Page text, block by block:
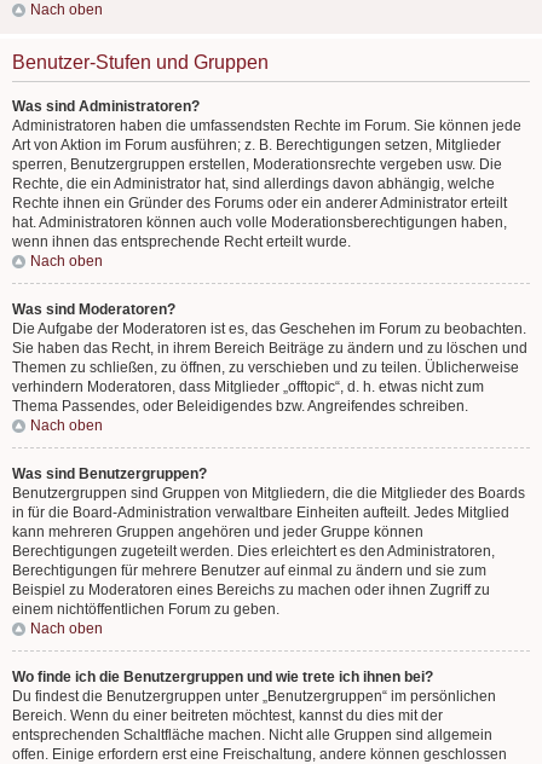
Nach oben
Benutzer-Stufen und Gruppen
Was sind Administratoren?
Administratoren haben die umfassendsten Rechte im Forum. Sie können jede
Art von Aktion im Forum ausführen; z. B. Berechtigungen setzen, Mitglieder
sperren, Benutzergruppen erstellen, Moderationsrechte vergeben usw. Die
Rechte, die ein Administrator hat, sind allerdings davon abhängig, welche
Rechte ihnen ein Gründer des Forums oder ein anderer Administrator erteilt
hat. Administratoren können auch volle Moderationsberechtigungen haben,
wenn ihnen das entsprechende Recht erteilt wurde.
Nach oben
Was sind Moderatoren?
Die Aufgabe der Moderatoren ist es, das Geschehen im Forum zu beobachten.
Sie haben das Recht, in ihrem Bereich Beiträge zu ändern und zu löschen und
Themen zu schließen, zu öffnen, zu verschieben und zu teilen. Üblicherweise
verhindern Moderatoren, dass Mitglieder „offtopic“, d. h. etwas nicht zum
Thema Passendes, oder Beleidigendes bzw. Angreifendes schreiben.
Nach oben
Was sind Benutzergruppen?
Benutzergruppen sind Gruppen von Mitgliedern, die die Mitglieder des Boards
in für die Board-Administration verwaltbare Einheiten aufteilt. Jedes Mitglied
kann mehreren Gruppen angehören und jeder Gruppe können
Berechtigungen zugeteilt werden. Dies erleichtert es den Administratoren,
Berechtigungen für mehrere Benutzer auf einmal zu ändern und sie zum
Beispiel zu Moderatoren eines Bereichs zu machen oder ihnen Zugriff zu
einem nichtöffentlichen Forum zu geben.
Nach oben
Wo finde ich die Benutzergruppen und wie trete ich ihnen bei?
Du findest die Benutzergruppen unter „Benutzergruppen“ im persönlichen
Bereich. Wenn du einer beitreten möchtest, kannst du dies mit der
entsprechenden Schaltfläche machen. Nicht alle Gruppen sind allgemein
offen. Einige erfordern erst eine Freischaltung, andere können geschlossen